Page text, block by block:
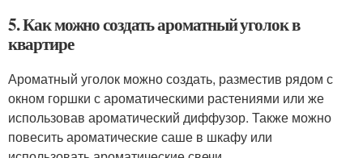
5. Как можно создать ароматный уголок в
квартире
Ароматный уголок можно создать, разместив рядом с
окном горшки с ароматическими растениями или же
использовав ароматический диффузор. Также можно
повесить ароматические саше в шкафу или